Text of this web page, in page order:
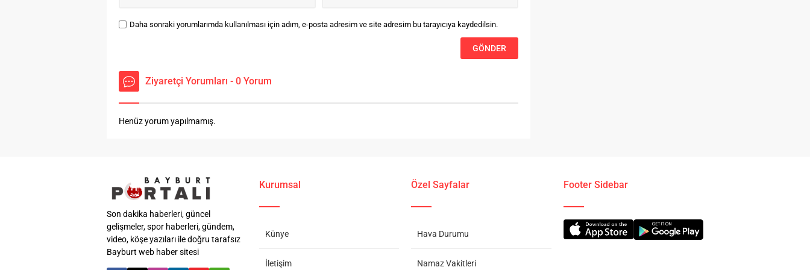
Daha sonraki yorumlarımda kullanılması için adım, e-posta adresim ve site adresim bu tarayıcıya kaydedilsin.
Ziyaretçi Yorumları - 0 Yorum
Henüz yorum yapılmamış.
Son dakika haberleri, güncel
gelişmeler, spor haberleri, gündem,
video, köşe yazıları ile doğru tarafsız
Bayburt web haber sitesi
Kurumsal
Künye
İletişim
Özel Sayfalar
Hava Durumu
Namaz Vakitleri
Footer Sidebar